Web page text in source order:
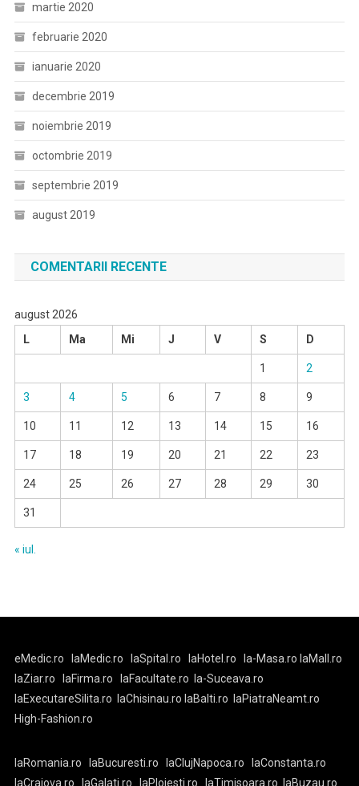
martie 2020
februarie 2020
ianuarie 2020
decembrie 2019
noiembrie 2019
octombrie 2019
septembrie 2019
august 2019
COMENTARII RECENTE
august 2026
L
Ma Mi J V S D
1 2
3 4 5 6 7 8 9
10 11 12 13 14 15 16
17 18 19 20 21 22 23
24 25 26 27 28 29 30
31
« iul.
eMedic.ro laMedic.ro laSpital.ro laHotel.ro la-Masa.ro laMall.ro
laZiar.ro
laFirma.ro laFacultate.ro
la-Suceava.ro
laExecutareSilita.ro
laChisinau.ro laBalti.ro
laPiatraNeamt.ro
High-Fashion.ro
laRomania.ro laBucuresti.ro laClujNapoca.ro
laConstanta.ro
laCraiova.ro
laGalati.ro laPloiesti.ro laTimisoara.ro laBuzau.ro